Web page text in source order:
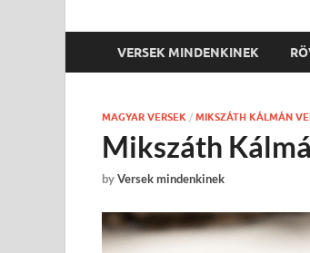
VERSEK MINDENKINEK
MAGYAR VERSEK / MIKSZÁTH KÁLMÁN
Mikszáth
byVersek mindenkinek